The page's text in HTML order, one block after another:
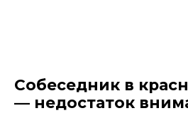
Собеседник в
— недостаток